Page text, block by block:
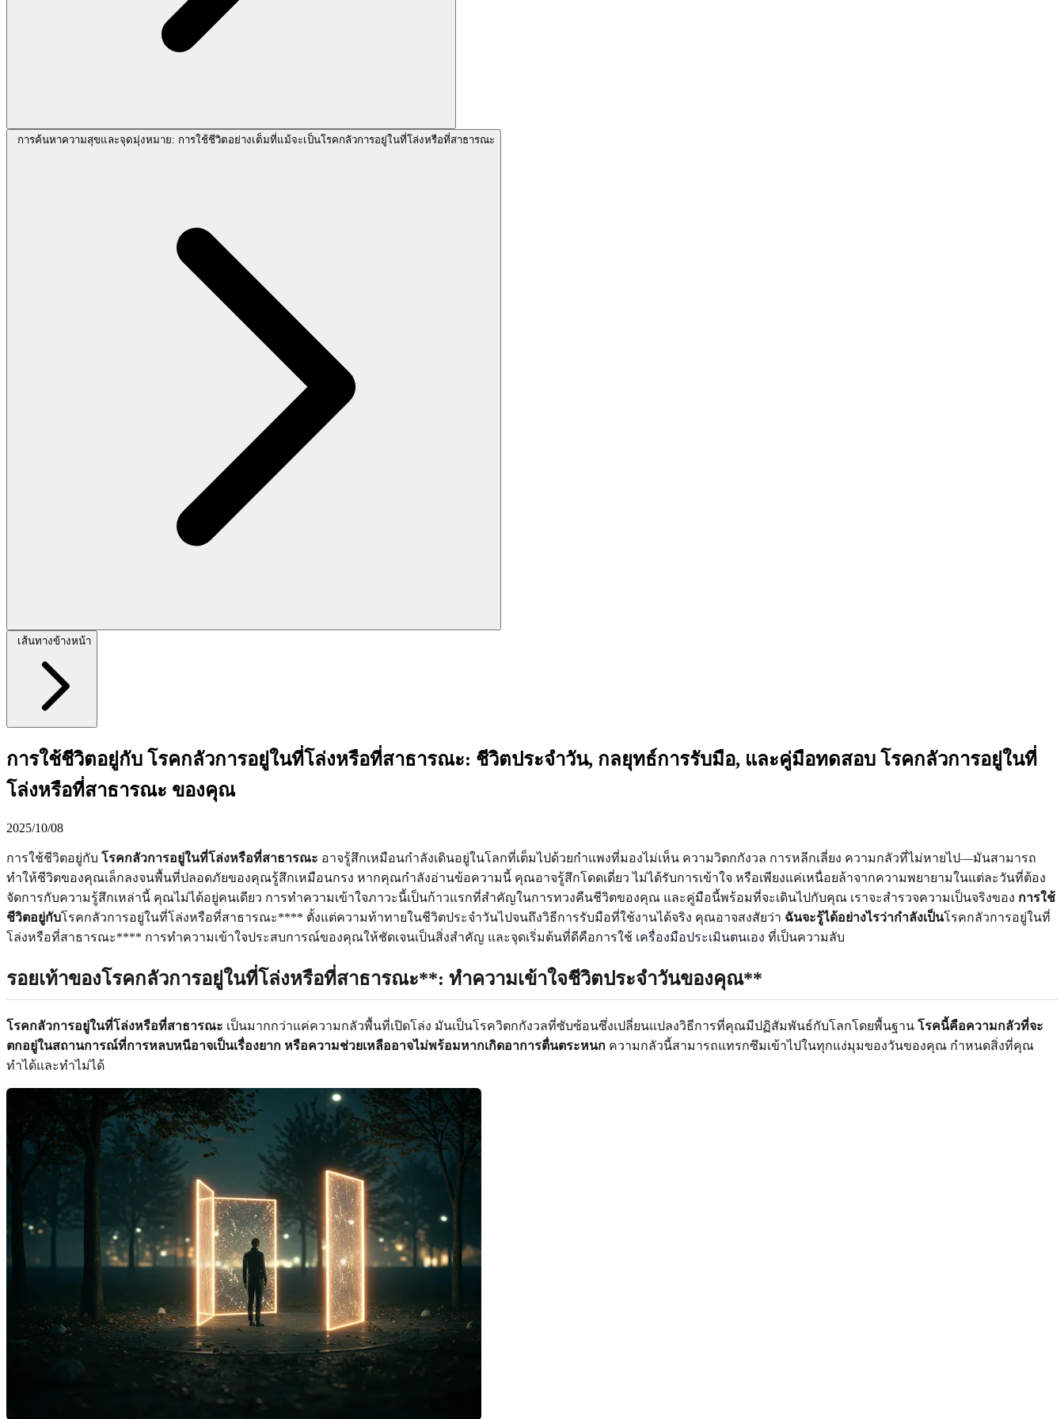
การค้นหาความสุขและจุดมุ่งหมาย: การใช้ชีวิตอย่างเต็มที่แม้จะเป็นโรคกลัวการอยู่ในที่โล่งหรือที่สาธารณะ
เส้นทางข้างหน้า
การใช้ชีวิตอยู่กับ โรคกลัวการอยู่ในที่โล่งหรือที่สาธารณะ: ชีวิตประจำวัน, กลยุทธ์การรับมือ, และคู่มือทดสอบ โรคกลัวการอยู่ในที่
โล่งหรือที่สาธารณะ ของคุณ
2025/10/08
การใช้ชีวิตอยู่กับ โรคกลัวการอยู่ในที่โล่งหรือที่สาธารณะ อาจรู้สึกเหมือนกำลังเดินอยู่ในโลกที่เต็มไปด้วยกำแพงที่มองไม่เห็น ความวิตกกังวล การหลีกเลี่ยง ความกลัวที่ไม่หายไป—มันสามารถ
ทำให้ชีวิตของคุณเล็กลงจนพื้นที่ปลอดภัยของคุณรู้สึกเหมือนกรง หากคุณกำลังอ่านข้อความนี้ คุณอาจรู้สึกโดดเดี่ยว ไม่ได้รับการเข้าใจ หรือเพียงแค่เหนื่อยล้าจากความพยายามในแต่ละวันที่ต้อง
จัดการกับความรู้สึกเหล่านี้ คุณไม่ได้อยู่คนเดียว การทำความเข้าใจภาวะนี้เป็นก้าวแรกที่สำคัญในการทวงคืนชีวิตของคุณ และคู่มือนี้พร้อมที่จะเดินไปกับคุณ เราจะสำรวจความเป็นจริงของ การใช้
ชีวิตอยู่กับโรคกลัวการอยู่ในที่โล่งหรือที่สาธารณะ**** ตั้งแต่ความท้าทายในชีวิตประจำวันไปจนถึงวิธีการรับมือที่ใช้งานได้จริง คุณอาจสงสัยว่า ฉันจะรู้ได้อย่างไรว่ากำลังเป็นโรคกลัวการอยู่ในที่
โล่งหรือที่สาธารณะ**** การทำความเข้าใจประสบการณ์ของคุณให้ชัดเจนเป็นสิ่งสำคัญ และจุดเริ่มต้นที่ดีคือการใช้ เครื่องมือประเมินตนเอง ที่เป็นความลับ
รอยเท้าของโรคกลัวการอยู่ในที่โล่งหรือที่สาธารณะ**: ทำความเข้าใจชีวิตประจำวันของคุณ**
โรคกลัวการอยู่ในที่โล่งหรือที่สาธารณะ เป็นมากกว่าแค่ความกลัวพื้นที่เปิดโล่ง มันเป็นโรควิตกกังวลที่ซับซ้อนซึ่งเปลี่ยนแปลงวิธีการที่คุณมีปฏิสัมพันธ์กับโลกโดยพื้นฐาน โรคนี้คือความกลัวที่จะ
ตกอยู่ในสถานการณ์ที่การหลบหนีอาจเป็นเรื่องยาก หรือความช่วยเหลืออาจไม่พร้อมหากเกิดอาการตื่นตระหนก ความกลัวนี้สามารถแทรกซึมเข้าไปในทุกแง่มุมของวันของคุณ กำหนดสิ่งที่คุณ
ทำได้และทำไม่ได้